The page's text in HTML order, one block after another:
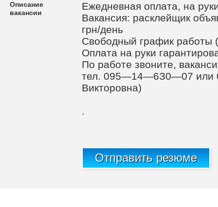
Описание
вакансии
Ежедневная оплата, на
Вакансия: расклейщик
грн/день
Свободный график работы
Оплата на руки
По работе звоните,
тел. 095—14—6З0—07
Викторовна)
.
Отправить резюме